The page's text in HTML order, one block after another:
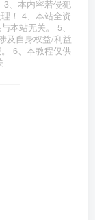
3、本内容若侵犯
！ 4、本站全资
本站无关。 5、
及自身权益/利益
6、本教程仅供